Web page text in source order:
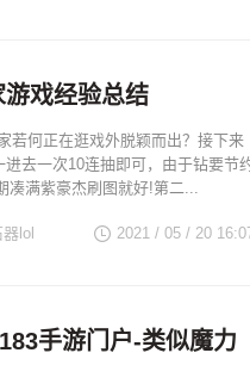
戏经验总结
若何正在逛戏外脱颖而出？接下来
去一次10连抽即可，由于钻要节
凑满紫豪杰刷图就好!第二...
2021 / 05 / 20
器lol
手游门户-类似魔力